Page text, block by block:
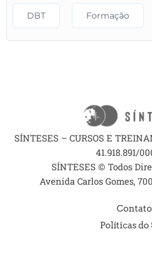
DBT Formação
SÍNTESES – CURSOS E
41.918.891/
SÍNTESES © Todos
Avenida Carlos Gomes,
Contato
Políticas do